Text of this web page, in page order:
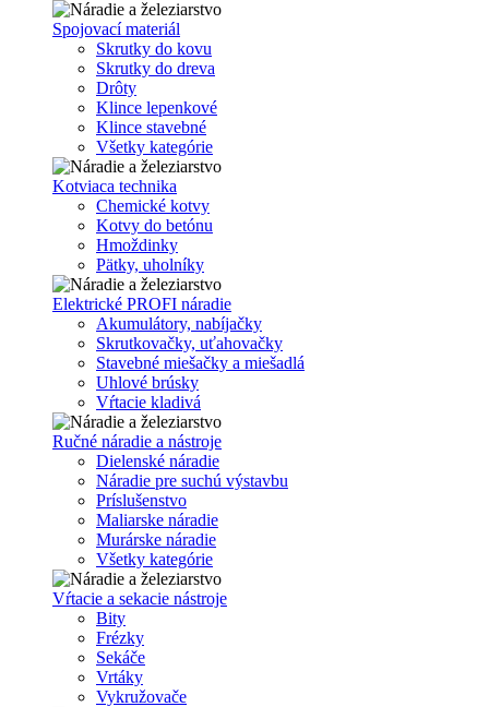
Spojovací materiál
Skrutky do kovu
Skrutky do dreva
Drôty
Klince lepenkové
Klince stavebné
Všetky kategórie
Kotviaca technika
Chemické kotvy
Kotvy do betónu
Hmoždinky
Pätky, uholníky
Elektrické PROFI náradie
Akumulátory, nabíjačky
Skrutkovačky, uťahovačky
Stavebné miešačky a miešadlá
Uhlové brúsky
Vŕtacie kladivá
Ručné náradie a nástroje
Dielenské náradie
Náradie pre suchú výstavbu
Príslušenstvo
Maliarske náradie
Murárske náradie
Všetky kategórie
Vŕtacie a sekacie nástroje
Bity
Frézky
Sekáče
Vrtáky
Vykružovače